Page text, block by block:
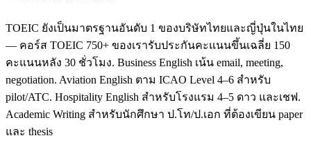
TOEIC ยังเป็นมาตรฐานอันดับ 1 ของบริษัทไทยและญี่ปุ่นในไทย
— คอร์ส TOEIC 750+ ของเรารับประกันคะแนนขึ้นเฉลี่ย 150
คะแนนหลัง 30 ชั่วโมง. Business English เน้น email, meeting,
negotiation. Aviation English ตาม ICAO Level 4–6 สำหรับ
pilot/ATC. Hospitality English สำหรับโรงแรม 4–5 ดาว และเชฟ.
Academic Writing สำหรับนักศึกษา ป.โท/ป.เอก ที่ต้องเขียน paper
และ thesis